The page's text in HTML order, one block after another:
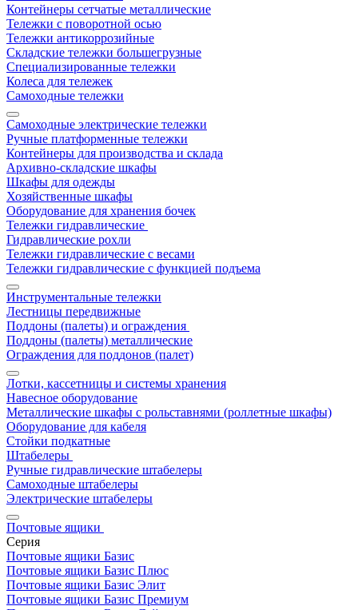
Контейнеры сетчатые металлические
Тележки с поворотной осью
Тележки антикоррозийные
Складские тележки большегрузные
Специализированные тележки
Колеса для тележек
Самоходные тележки
Самоходные электрические тележки
Ручные платформенные тележки
Контейнеры для производства и склада
Архивно-складские шкафы
Шкафы для одежды
Хозяйственные шкафы
Оборудование для хранения бочек
Тележки гидравлические
Гидравлические рохли
Тележки гидравлические с весами
Тележки гидравлические с функцией подъема
Инструментальные тележки
Лестницы передвижные
Поддоны (палеты) и ограждения
Поддоны (палеты) металлические
Ограждения для поддонов (палет)
Лотки, кассетницы и системы хранения
Навесное оборудование
Металлические шкафы с рольставнями (роллетные шкафы)
Оборудование для кабеля
Стойки подкатные
Штабелеры
Ручные гидравлические штабелеры
Самоходные штабелеры
Электрические штабелеры
Почтовые ящики
Серия
Почтовые ящики Базис
Почтовые ящики Базис Плюс
Почтовые ящики Базис Элит
Почтовые ящики Базис Премиум